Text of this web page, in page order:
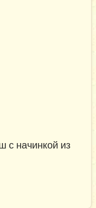
с начинкой из